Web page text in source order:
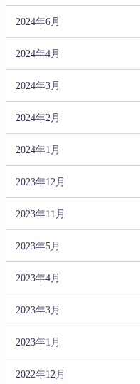
2024年6月
2024年4月
2024年3月
2024年2月
2024年1月
2023年12月
2023年11月
2023年5月
2023年4月
2023年3月
2023年1月
2022年12月